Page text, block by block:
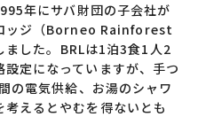
年にサバ財団の子会社が
ッジ（Borneo Rainforest
した。BRLは1泊3食1人2
定になっていますが、手つ
の電気供給、お湯のシャワ
えるとやむを得ないとも